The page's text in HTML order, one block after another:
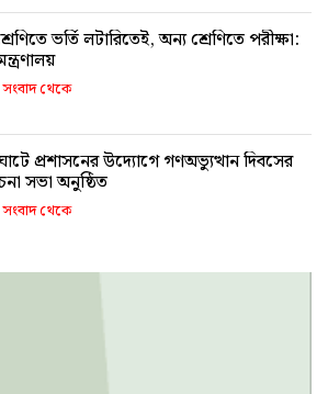
ভর্তি লটারিতেই, অন্য শ্রেণিতে পরীক্ষা:
থেকে
প্রশাসনের উদ্যোগে গণঅভ্যুত্থান দিবসের
সভা অনুষ্ঠিত
থেকে